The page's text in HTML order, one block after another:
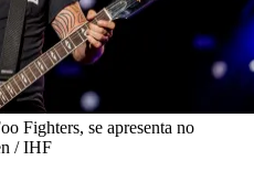
Fighters, se apresenta no
/ IHF